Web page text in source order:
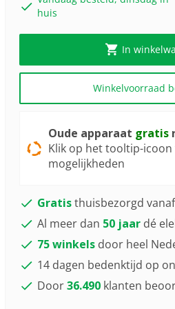
huis
In
Winkelvoorraad
Oude apparaat gratis
Klik op het tooltip-
mogelijkheden
Gratisthuisbezorgd
Al meer dan 50 jaardé
75 winkelsdoor heel
14 dagen bedenktijd op
Door36.490 klanten